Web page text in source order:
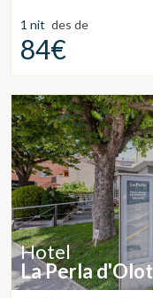
1 nit des de
84€
Hotel
La Perla d'Olot